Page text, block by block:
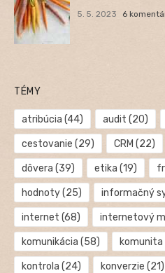
5. 5. 2023 6
TÉMY
atribúcia (44) audit (20)
cestovanie (29) CRM (22)
dôvera (39) etika (19)
hodnoty(25) informačný
internet (68) internetový
komunikácia (58) komunita
kontrola (24) konverzie (21)